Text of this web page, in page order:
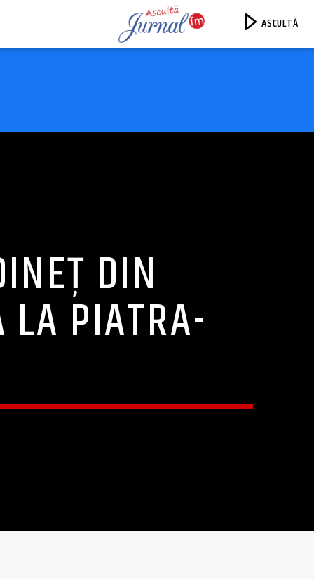
ASCULTĂ
DIN
LA PIATRA-